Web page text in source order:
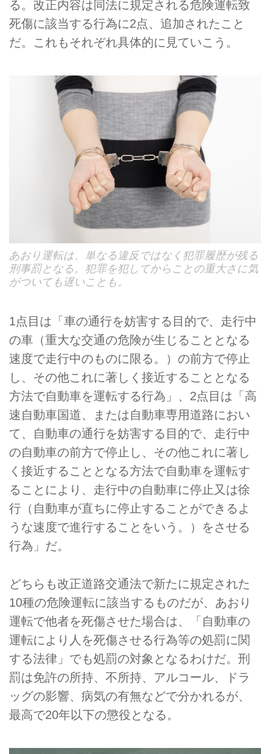
る。改正内容は同法に規定される危険運転致
死傷に該当する行為に2点、追加されたこと
だ。これもそれぞれ具体的に見ていこう。
あおり運転は、単なる違反ではなく犯罪履歴が残る
刑事罰となる。犯罪を犯してからことの重大さに気
がついても遅いことも。
1点目は「車の通行を妨害する目的で、走行中
の車（重大な交通の危険が生じることとなる
速度で走行中のものに限る。）の前方で停止
し、その他これに著しく接近することとなる
方法で自動車を運転する行為」、2点目は「高
速自動車国道、または自動車専用道路におい
て、自動車の通行を妨害する目的で、走行中
の自動車の前方で停止し、その他これに著し
く接近することとなる方法で自動車を運転す
ることにより、走行中の自動車に停止又は徐
行（自動車が直ちに停止することができるよ
うな速度で進行することをいう。）をさせる
行為」だ。
どちらも改正道路交通法で新たに規定された
10種の危険運転に該当するものだが、あおり
運転で他者を死傷させた場合は、「自動車の
運転により人を死傷させる行為等の処罰に関
する法律」でも処罰の対象となるわけだ。刑
罰は免許の所持、不所持、アルコール、ドラ
ッグの影響、病気の有無などで分かれるが、
最高で20年以下の懲役となる。